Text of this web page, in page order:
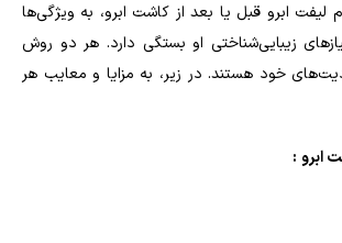
لیفت ابرو قبل یا بعد از کاشت ابرو، به ویژگی‌ها
زیبایی‌شناختی او بستگی دارد. هر دو روش
خود هستند. در زیر، به مزایا و معایب هر
ابرو :